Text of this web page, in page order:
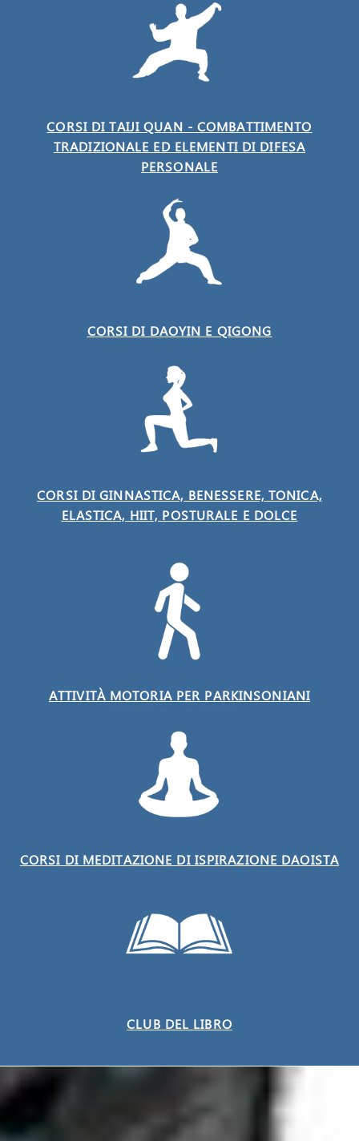
CORSI DI TAIJI QUAN - COMBATTIMENTO
TRADIZIONALE ED ELEMENTI DI DIFESA
PERSONALE
CORSI DI DAOYIN E QIGONG
CORSI DI GINNASTICA, BENESSERE, TONICA,
ELASTICA, HIIT, POSTURALE E DOLCE
ATTIVITÀ MOTORIA PER PARKINSONIANI
CORSI DI MEDITAZIONE DI ISPIRAZIONE DAOISTA
CLUB DEL LIBRO